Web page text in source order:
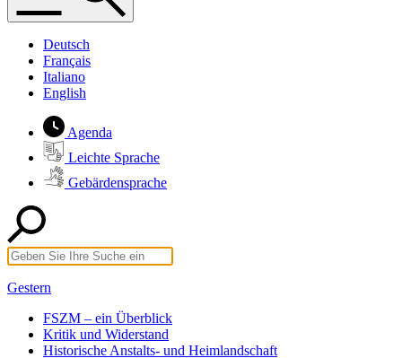
Deutsch
Français
Italiano
English
Agenda
Leichte Sprache
Gebärdensprache
Gestern
FSZM – ein Überblick
Kritik und Widerstand
Historische Anstalts- und Heimlandschaft